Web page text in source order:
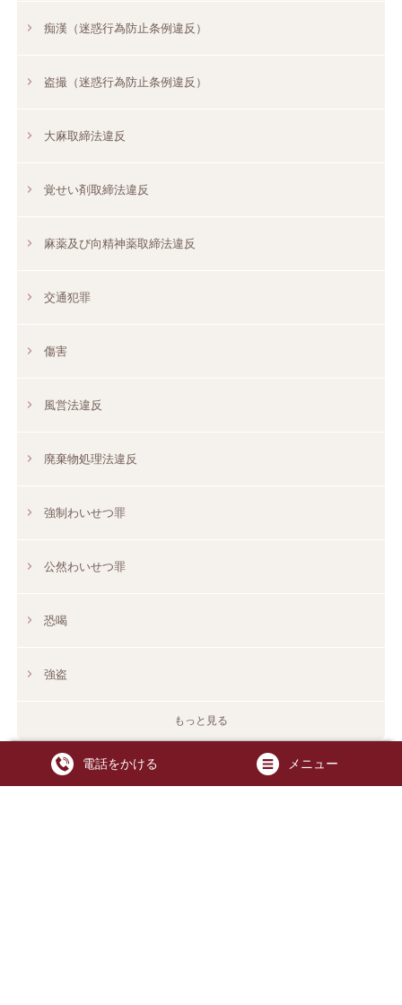
痴漢（迷惑行為防止条例違反）
盗撮（迷惑行為防止条例違反）
大麻取締法違反
覚せい剤取締法違反
麻薬及び向精神薬取締法違反
交通犯罪
傷害
風営法違反
廃棄物処理法違反
強制わいせつ罪
公然わいせつ罪
恐喝
強盗
もっと見る
電話をかける メニュー
トップ ご相談内容